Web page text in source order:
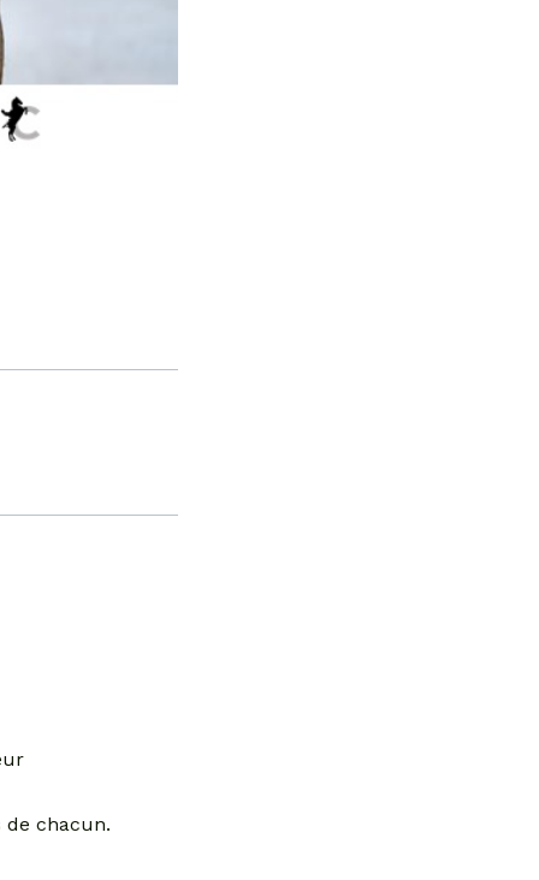
chacun.